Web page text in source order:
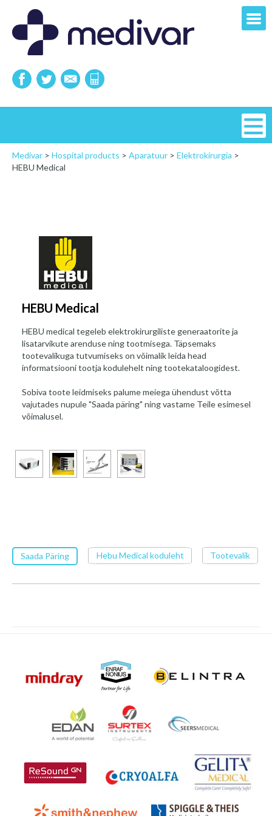
Medivar > Hospital products > Aparatuur > Elektrokirurgia >
HEBU Medical
HEBU Medical
HEBU medical tegeleb elektrokirurgiliste generaatorite ja
lisatarvikute arenduse ning tootmisega. Täpsemaks
tootevalikuga tutvumiseks on võimalik leida head
informatsiooni tootja kodulehelt ning tootekataloogidest.
Sobiva toote leidmiseks palume meiega ühendust võtta
vajutades nupule "Saada päring" ning vastame Teile esimesel
võimalusel.
Saada Päring Hebu Medical koduleht Tootevalik